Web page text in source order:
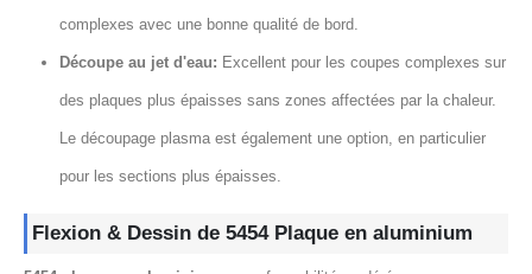
complexes avec une bonne qualité de bord.
Découpe au jet d'eau: Excellent pour les coupes complexes sur
des plaques plus épaisses sans zones affectées par la chaleur.
Le découpage plasma est également une option, en particulier
pour les sections plus épaisses.
Flexion & Dessin de 5454 Plaque en aluminium